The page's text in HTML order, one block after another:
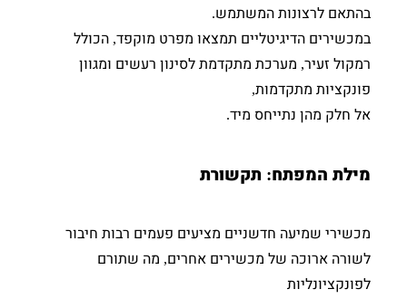
בהתאם לרצונות המשתמש.
במכשירים הדיגיטליים תמצאו מפרט מוקפד, הכולל
רמקול זעיר, מערכת מתקדמת לסינון רעשים ומגוון
פונקציות מתקדמות,
אל חלק מהן נתייחס מיד.
מילת המפתח: תקשורת
מכשירי שמיעה חדשניים מציעים פעמים רבות חיבור
לשורה ארוכה של מכשירים אחרים, מה שתורם
לפונקציונליות